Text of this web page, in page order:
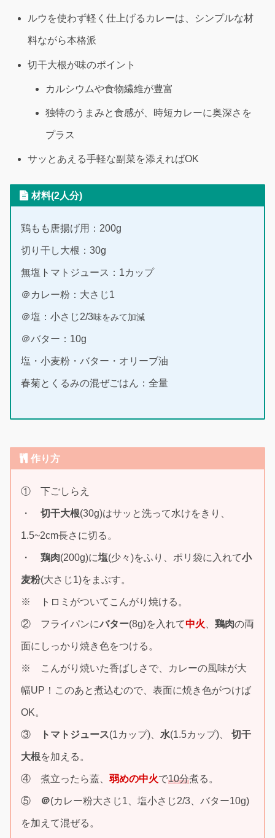
ルウを使わず軽く仕上げるカレーは、シンプルな材
料ながら本格派
切干大根が味のポイント
カルシウムや食物繊維が豊富
独特のうまみと食感が、時短カレーに奥深さを
プラス
サッとあえる手軽な副菜を添えればOK
材料(2人分)
鶏もも唐揚げ用：200g
切り干し大根：30g
無塩トマトジュース：1カップ
＠カレー粉：大さじ1
＠塩：小さじ2/3味をみて加減
＠バター：10g
塩・小麦粉・バター・オリーブ油
春菊とくるみの混ぜごはん：全量
作り方
① 下ごしらえ
・ 切干大根(30g)はサッと洗って水けをきり、
1.5~2cm長さに切る。
・ 鶏肉(200g)に塩(少々)をふり、ポリ袋に入れて小
麦粉(大さじ1)をまぶす。
※ トロミがついてこんがり焼ける。
② フライパンにバター(8g)を入れて中火 鶏肉の両
面にしっかり焼き色をつける。
※ こんがり焼いた香ばしさで、カレーの風味が大
幅UP！このあと煮込むので、表面に焼き色がつけば
OK。
③ トマトジュース(1カップ)、 水(1.5カップ)、 切干
大根を加える。
④ 煮立ったら蓋、 弱めの中火で10分煮る。
⑤ ＠(カレー粉大さじ1、塩小さじ2/3、バター10g)
を加えて混ぜる。